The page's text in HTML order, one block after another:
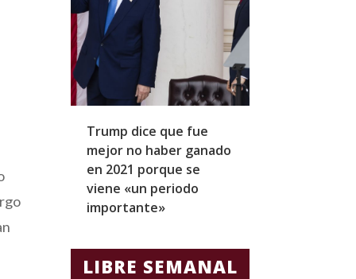
Trump dice que fue
mejor no haber ganado
en 2021 porque se
viene «un periodo
importante»
LIBRE SEMANAL